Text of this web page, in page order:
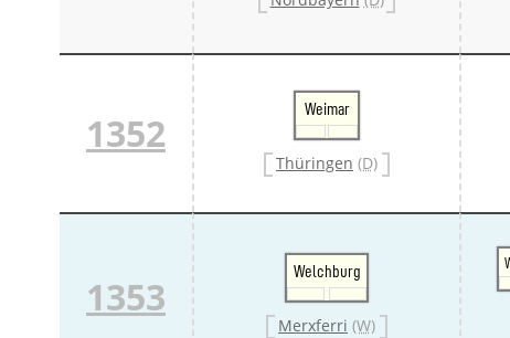
1352
Weimar
Thüringen (D)
1353
Welchburg
Merxferri (W)